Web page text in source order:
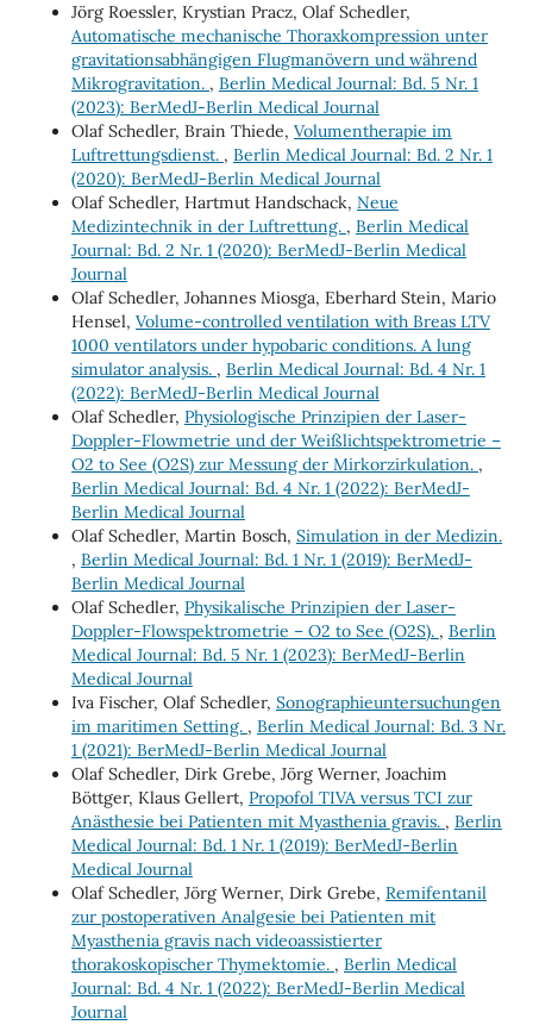
Jörg Roessler, Krystian Pracz, Olaf Schedler,
Automatische mechanische Thoraxkompression unter
gravitationsabhängigen Flugmanövern und während
Mikrogravitation. , Berlin Medical Journal: Bd. 5 Nr. 1
(2023): BerMedJ-Berlin Medical Journal
Olaf Schedler, Brain Thiede, Volumentherapie im
Luftrettungsdienst. , Berlin Medical Journal: Bd. 2 Nr. 1
(2020): BerMedJ-Berlin Medical Journal
Olaf Schedler, Hartmut Handschack, Neue
Medizintechnik in der Luftrettung. , Berlin Medical
Journal: Bd. 2 Nr. 1 (2020): BerMedJ-Berlin Medical
Journal
Olaf Schedler, Johannes Miosga, Eberhard Stein, Mario
Hensel, Volume-controlled ventilation with Breas LTV
1000 ventilators under hypobaric conditions. A lung
simulator analysis. , Berlin Medical Journal: Bd. 4 Nr. 1
(2022): BerMedJ-Berlin Medical Journal
Olaf Schedler, Physiologische Prinzipien der Laser-
Doppler-Flowmetrie und der Weißlichtspektrometrie –
O2 to See (O2S) zur Messung der Mirkorzirkulation. ,
Berlin Medical Journal: Bd. 4 Nr. 1 (2022): BerMedJ-
Berlin Medical Journal
Olaf Schedler, Martin Bosch, Simulation in der Medizin.
, Berlin Medical Journal: Bd. 1 Nr. 1 (2019): BerMedJ-
Berlin Medical Journal
Olaf Schedler, Physikalische Prinzipien der Laser-
Doppler-Flowspektrometrie – O2 to See (O2S). , Berlin
Medical Journal: Bd. 5 Nr. 1 (2023): BerMedJ-Berlin
Medical Journal
Iva Fischer, Olaf Schedler, Sonographieuntersuchungen
im maritimen Setting. , Berlin Medical Journal: Bd. 3 Nr.
1 (2021): BerMedJ-Berlin Medical Journal
Olaf Schedler, Dirk Grebe, Jörg Werner, Joachim
Böttger, Klaus Gellert, Propofol TIVA versus TCI zur
Anästhesie bei Patienten mit Myasthenia gravis. , Berlin
Medical Journal: Bd. 1 Nr. 1 (2019): BerMedJ-Berlin
Medical Journal
Olaf Schedler, Jörg Werner, Dirk Grebe, Remifentanil
zur postoperativen Analgesie bei Patienten mit
Myasthenia gravis nach videoassistierter
thorakoskopischer Thymektomie. , Berlin Medical
Journal: Bd. 4 Nr. 1 (2022): BerMedJ-Berlin Medical
Journal